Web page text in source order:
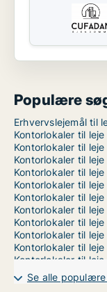
Populære
Erhvervslejemål til
Kontorlokaler til
Kontorlokaler til
Kontorlokaler til
Kontorlokaler til leje
Kontorlokaler til
Kontorlokaler til
Kontorlokaler til
Kontorlokaler til
Kontorlokaler til
Kontorlokaler til
Kontorlokaler til
Kontorlokaler til leje
Kontorlokaler til leje
Se alle